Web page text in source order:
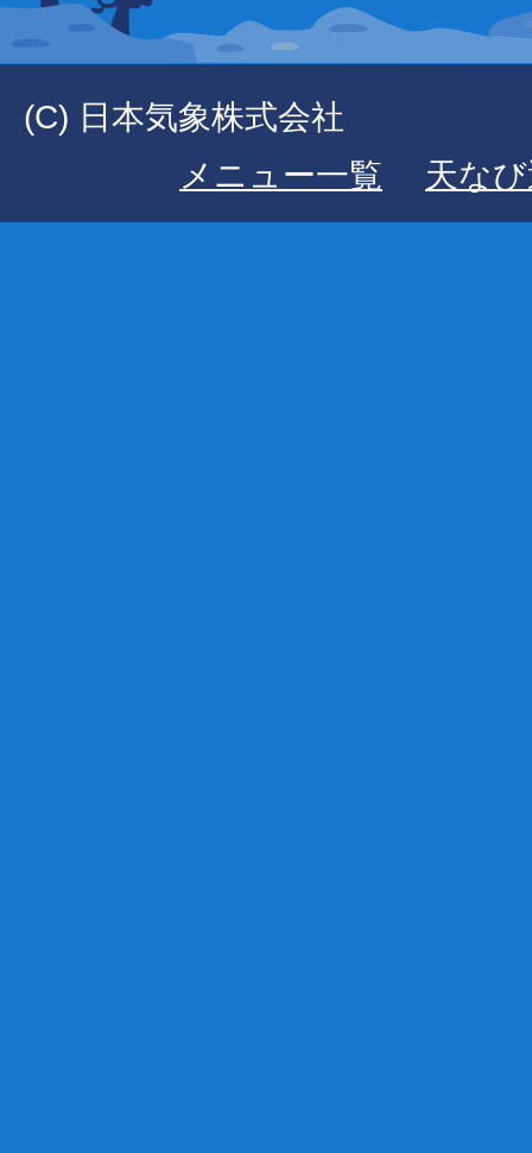
(C) 日本気象株式会社
メニュー一覧
天な